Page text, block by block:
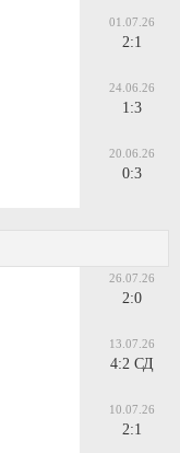
01.07.26
2:1
24.06.26
1:3
20.06.26
0:3
26.07.26
2:0
13.07.26
4:2 СД
10.07.26
2:1